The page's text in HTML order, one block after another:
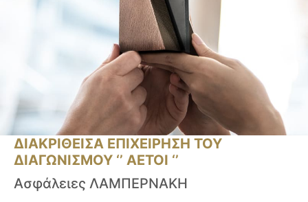
ΔΙΑΚΡΙΘΕΙΣΑ ΕΠΙΧΕΙΡΗΣΗ ΤΟΥ
ΔΙΑΓΩΝΙΣΜΟΥ ‘’ ΑΕΤΟΙ ‘’
Ασφάλειες ΛΑΜΠΕΡΝΑΚΗ